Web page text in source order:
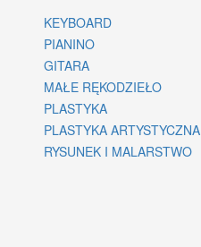
KEYBOARD
PIANINO
GITARA
MAŁE RĘKODZIEŁO
PLASTYKA
PLASTYKA ARTYSTYCZNA
RYSUNEK I MALARSTWO